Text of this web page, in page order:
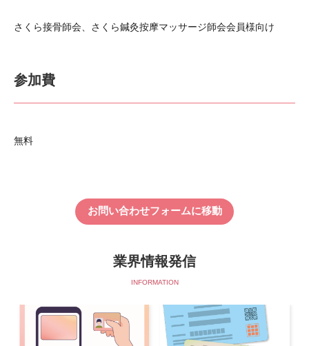
さくら接骨師会、さくら鍼灸按摩マッサージ師会会員様向け
参加費
無料
お問い合わせフォームに移動
業界情報発信
INFORMATION